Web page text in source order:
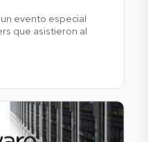
evento especial
que asistieron al